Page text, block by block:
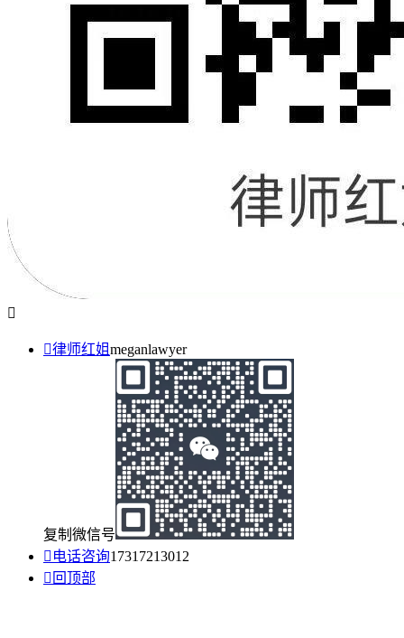

律师红姐meganlawyer
复制微信号
 电话咨询17317213012
 回顶部